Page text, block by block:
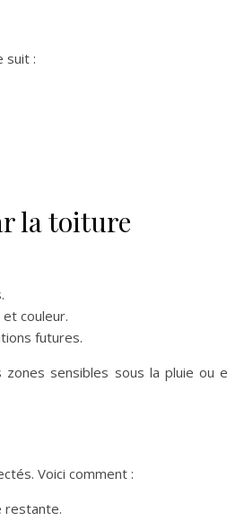
suit :
la toiture
couleur.
futures.
sensibles sous la pluie ou
Voici comment :
restante.